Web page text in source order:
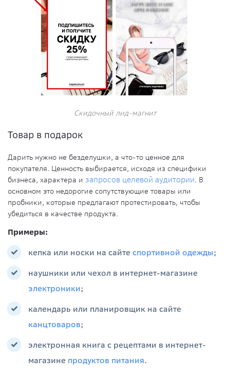
Скидочный лид-магнит
Товар в подарок
Дарить нужно не безделушки, а что-то ценное для
покупателя. Ценность выбирается, исходя из специфики
бизнеса, характера и запросов целевой аудитории. В
основном это недорогие сопутствующие товары или
пробники, которые предлагают протестировать, чтобы
убедиться в качестве продукта.
Примеры:
кепка или носки на сайте спортивной одежды;
наушники или чехол в интернет-магазине
электроники;
календарь или планировщик на сайте
канцтоваров;
электронная книга с рецептами в интернет-
магазине продуктов питания.